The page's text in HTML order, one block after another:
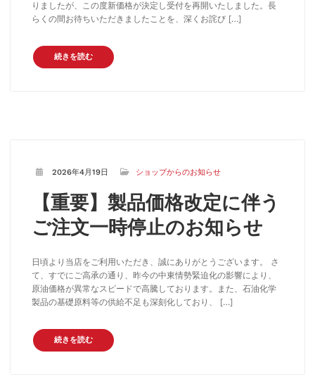
りましたが、この度新価格が決定し受付を再開いたしました。長
らくの間お待ちいただきましたことを、深くお詫び […]
続きを読む
2026年4月19日 ショップからのお知らせ
【重要】製品価格改定に伴う
ご注文一時停止のお知らせ
日頃より当店をご利用いただき、誠にありがとうございます。 さ
て、すでにご高承の通り、昨今の中東情勢緊迫化の影響により、
原油価格が異常なスピードで高騰しております。また、石油化学
製品の基礎原料等の供給不足も深刻化しており、 […]
続きを読む